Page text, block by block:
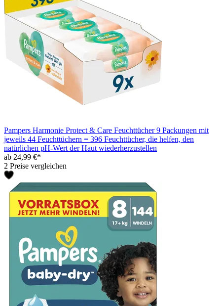
Pampers Harmonie Protect & Care Feuchttücher 9 Packungen mit
jeweils 44 Feuchttüchern = 396 Feuchttücher, die helfen, den
natürlichen pH-Wert der Haut wiederherzustellen
ab 24,99 €*
2 Preise vergleichen